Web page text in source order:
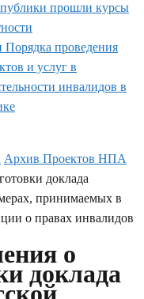
прошли курсы
Порядка проведения
и услуг в
инвалидов в
Архив Проектов НПА
доклада
принимаемых в
о правах инвалидов
о
доклада